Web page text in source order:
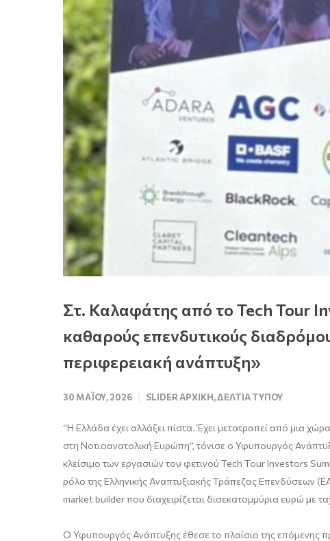
Στ. Καλαφάτης από το Tech Tour
καθαρούς επενδυτικούς
περιφερειακή ανάπτυξη»
30 ΜΑΪ́ΟΥ, 2026 SLIDER ΑΡΧΙΚΉ,ΔΕΛΤΊΑ ΤΎΠΟΥ
“Η Ελλάδα έχει αλλάξει πίστα. Έχει μετατραπεί από μια
στη Νοτιοανατολική Ευρώπη”, τόνισε ο Υφυπουργός
κλείσιμο των εργασιών του φετινού Tech Tour Investors
ρόλο της Ελληνικής Αναπτυξιακής Τράπεζας Επενδύσεων
market builder που διαχειρίζεται δισεκατομμύρια ευρώ με
Ο Υφυπουργός Ανάπτυξης έθεσε το πλαίσιο της επόμενης